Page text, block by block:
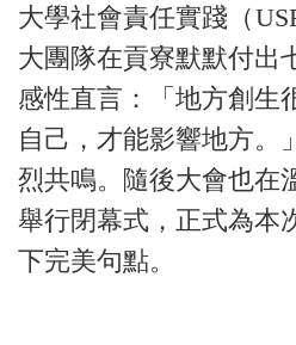
大學社會責任實踐（
大團隊在貢寮默默付出
感性直言：「地方創生
自己，才能影響地方。
烈共鳴。隨後大會也在
舉行閉幕式，正式為本
下完美句點。